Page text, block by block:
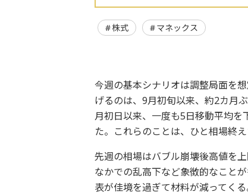
株式 マネックス
今週の基本シナリオは調整局面を
げるのは、9月初旬以来、約2カ月
月初日以来、一度も5日移動平均
た。これらのことは、ひと相場終
先週の相場はバブル崩壊後高値を
なかでの乱高下など象徴的なこと
表が佳境を過ぎて材料が減ってくる